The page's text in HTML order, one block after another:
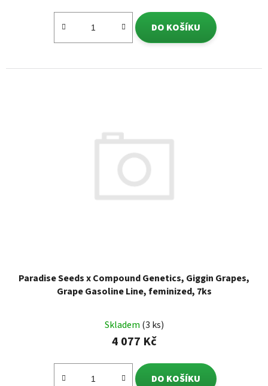
DO KOŠÍKU
Paradise Seeds x Compound Genetics, Giggin Grapes,
Grape Gasoline Line, feminized, 7ks
Skladem (3 ks)
4 077 Kč
DO KOŠÍKU